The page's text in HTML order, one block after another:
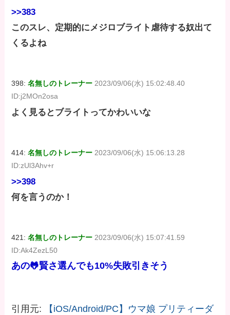
>>383
このスレ、定期的にメジロブライト虐待する奴出て
くるよね
398:名無しのトレーナー 2023/09/06(水) 15:02:48.40
ID:j2MOn2osa
よく見るとブライトってかわいいな
414:名無しのトレーナー 2023/09/06(水) 15:06:13.28
ID:zUl3Ahv+r
>>398
何を言うのか！
421:名無しのトレーナー 2023/09/06(水) 15:07:41.59
ID:Ak4ZezL50
あの🐸賢さ選んでも10%失敗引きそう
引用元:
【iOS/Android/PC】ウマ娘 プリティーダ